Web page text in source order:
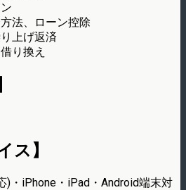
法、ローン控除
上げ返済
り換え
ス】
)・iPhone・iPad・Android端末対